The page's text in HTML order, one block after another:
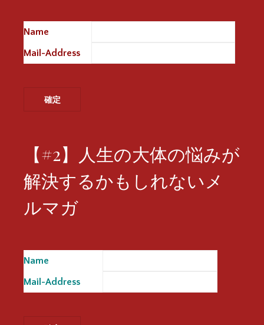
Name
Mail-Address
【#2】人生の大体の悩みが
解決するかもしれないメ
ルマガ
Name
Mail-Address